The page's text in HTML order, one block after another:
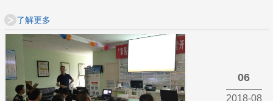
了解更多
06
2018-08